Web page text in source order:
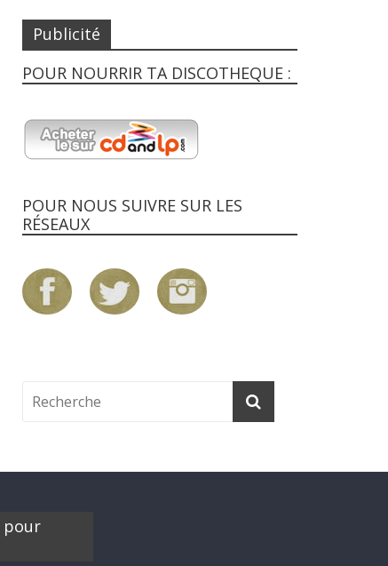
Publicité
POUR NOURRIR TA DISCOTHEQUE :
POUR NOUS SUIVRE SUR LES
RÉSEAUX
pour